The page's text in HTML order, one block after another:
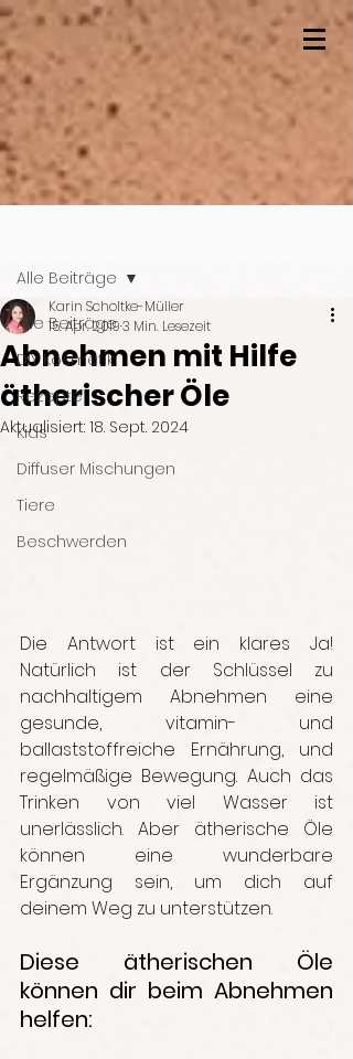
Alle Beiträge
DIY Kosmetik
Rezepte
Kids
Diffuser Mischungen
Tiere
Beschwerden
Alle Beiträge
Abnehmen mit Hilfe
ätherischer Öle
Karin Scholtke-Müller
15. Apr. 20193 Min. Lesezeit
Aktualisiert: 18. Sept. 2024
Die Antwort ist ein klares Ja!
Natürlich ist der Schlüssel zu
nachhaltigem Abnehmen eine
gesunde, vitamin- und
ballaststoffreiche Ernährung, und
regelmäßige Bewegung. Auch das
Trinken von viel Wasser ist
unerlässlich. Aber ätherische Öle
können eine wunderbare
Ergänzung sein, um dich auf
deinem Weg zu unterstützen.
Diese ätherischen Öle
können dir beim Abnehmen
helfen: